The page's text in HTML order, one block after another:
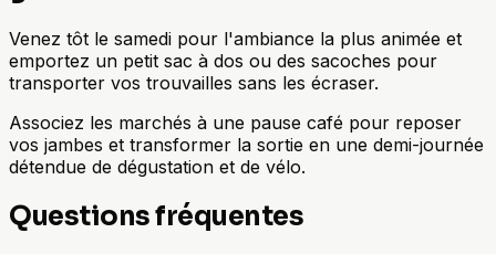
Venez tôt le samedi pour l'ambiance la plus animée et
emportez un petit sac à dos ou des sacoches pour
transporter vos trouvailles sans les écraser.
Associez les marchés à une pause café pour reposer
vos jambes et transformer la sortie en une demi-journée
détendue de dégustation et de vélo.
Questions fréquentes